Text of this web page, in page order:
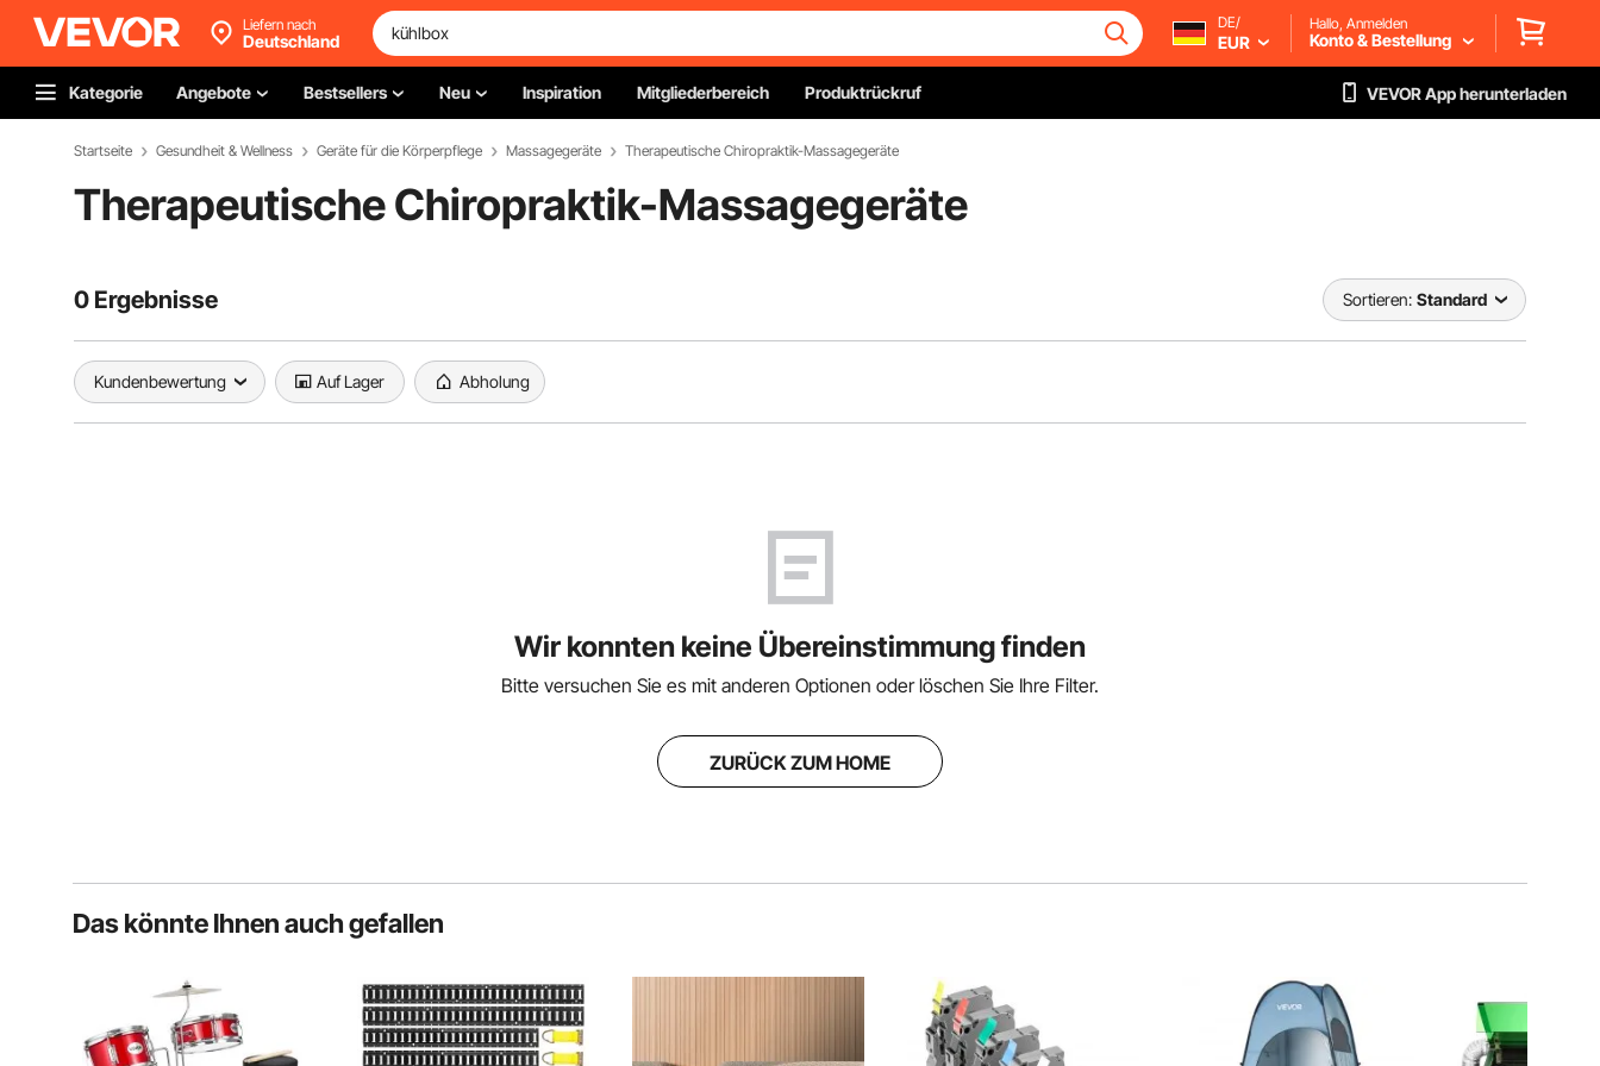
Liefern nach
Deutschland
DE/
EUR
Hallo, Anmelden
Konto & Bestellung
Kategorie Angebote Bestsellers Neu Inspiration Mitgliederbereich Produktrückruf VEVOR App herunterladen
Startseite Gesundheit & Wellness Geräte für die Körperpflege Massagegeräte Therapeutische Chiropraktik-Massagegeräte
Therapeutische Chiropraktik-Massagegeräte
0 Ergebnisse Sortieren: Standard
Kundenbewertung Auf Lager Abholung
Wir konnten keine Übereinstimmung finden
Bitte versuchen Sie es mit anderen Optionen oder löschen Sie Ihre Filter.
ZURÜCK ZUM HOME
Das könnte Ihnen auch gefallen